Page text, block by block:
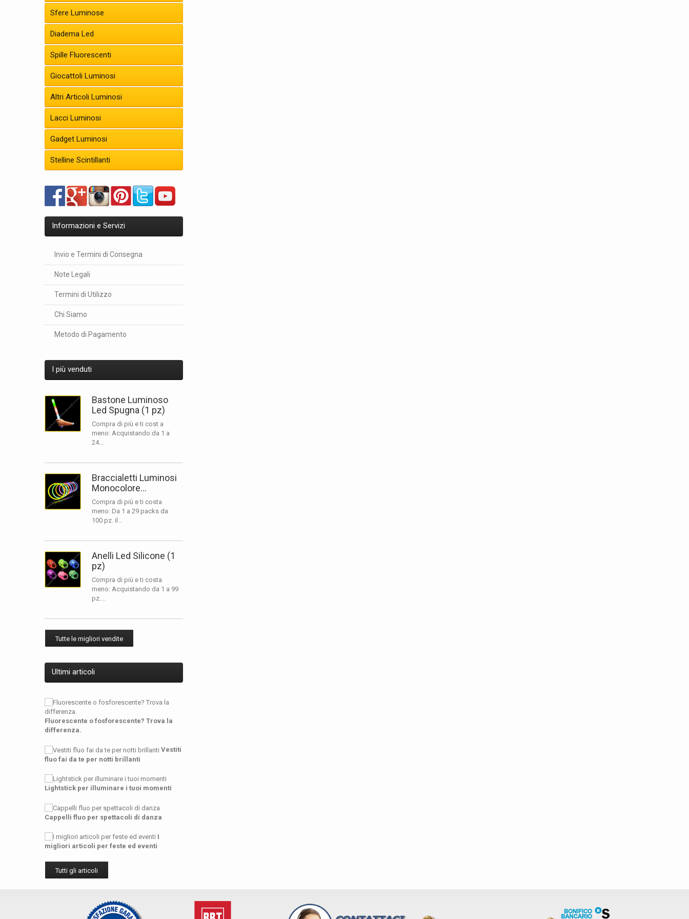
Sfere Luminose
Diadema Led
Spille Fluorescenti
Giocattoli Luminosi
Altri Articoli Luminosi
Lacci Luminosi
Gadget Luminosi
Stelline Scintillanti
Informazioni e Servizi
Invio e Termini di Consegna
Note Legali
Termini di Utilizzo
Chi Siamo
Metodo di Pagamento
I più venduti
Bastone Luminoso
Led Spugna (1 pz)
Compra di più e ti cost a
meno: Acquistando da 1 a
24...
Braccialetti Luminosi
Monocolore...
Compra di più e ti costa
meno: Da 1 a 29 packs da
100 pz. il...
Anelli Led Silicone (1
pz)
Compra di più e ti costa
meno: Acquistando da 1 a 99
pz....
Tutte le migliori vendite
Ultimi articoli
Fluorescente o fosforescente? Trova la
differenza.
Vestiti
fluo fai da te per notti brillanti
Lightstick per illuminare i tuoi momenti
Cappelli fluo per spettacoli di danza
I
migliori articoli per feste ed eventi
Tutti gli articoli